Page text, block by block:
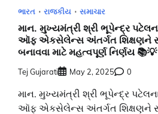
ભારત રાજકીય સમાચાર
માન. મુખ્યમંત્રી શ્રી ભૂપેન્દ્ર
ઑફ એકસેલેન્સ અંતર્ગત શિક્ષણને
બનાવવા માટે મહત્વપૂર્ણ નિર્ણય 📚💡
Tej Gujarati May 2, 2025 0
માન. મુખ્યમંત્રી શ્રી ભૂપેન્દ્ર
ઑફ એકસેલેન્સ અંતર્ગત શિક્ષણને